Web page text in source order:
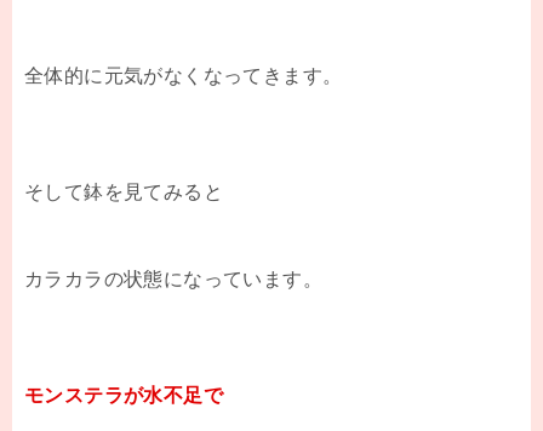
全体的に元気がなくなってきます。
そして鉢を見てみると
カラカラの状態になっています。
モンステラが水不足で